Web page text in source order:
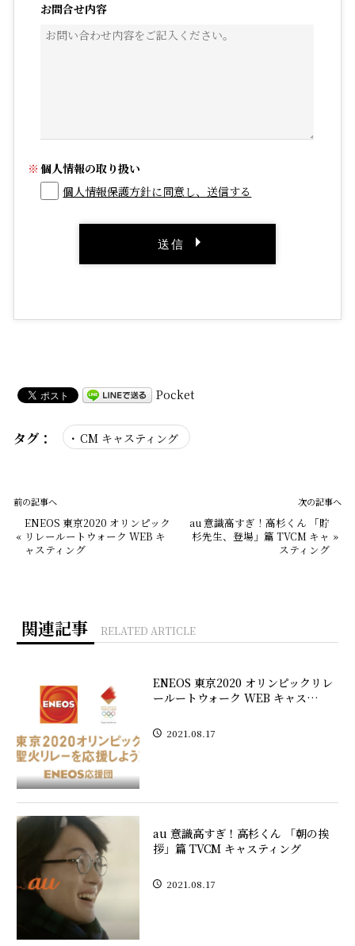
お問合せ内容
個人情報の取り扱い
個人情報保護方針に同意し、送信する
Pocket
タグ： CM キャスティング
前の記事へ
«
ENEOS 東京2020 オリンピック
リレールートウォーク WEB キ
ャスティング
次の記事へ
au 意識高すぎ！高杉くん 「貯
杉先生、登場」篇 TVCM キャ
スティング
»
関連記事 RELATED ARTICLE
ENEOS 東京2020 オリンピックリレ
ールートウォーク WEB キャス…
2021.08.17
au 意識高すぎ！高杉くん 「朝の挨
拶」篇 TVCM キャスティング
2021.08.17